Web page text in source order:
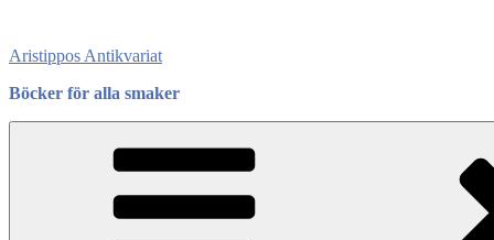
content
Aristippos Antikvariat
Böcker för alla smaker